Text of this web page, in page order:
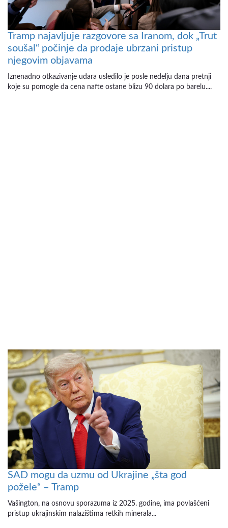
Tramp najavljuje razgovore sa Iranom, dok „Trut
soušal“ počinje da prodaje ubrzani pristup
njegovim objavama
Iznenadno otkazivanje udara usledilo je posle nedelju dana pretnji
koje su pomogle da cena nafte ostane blizu 90 dolara po barelu....
SAD mogu da uzmu od Ukrajine „šta god
požele“ – Tramp
Vašington, na osnovu sporazuma iz 2025. godine, ima povlašćeni
pristup ukrajinskim nalazištima retkih minerala...